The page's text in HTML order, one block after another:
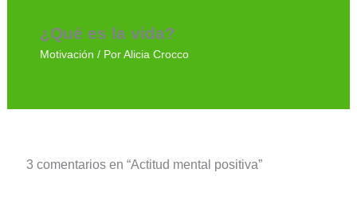
¿Qué es la vida?
Motivación / Por Alicia Crocco
3 comentarios en “Actitud mental positiva”